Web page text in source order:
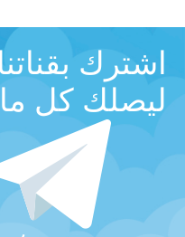
اشترك
ليصلك كل